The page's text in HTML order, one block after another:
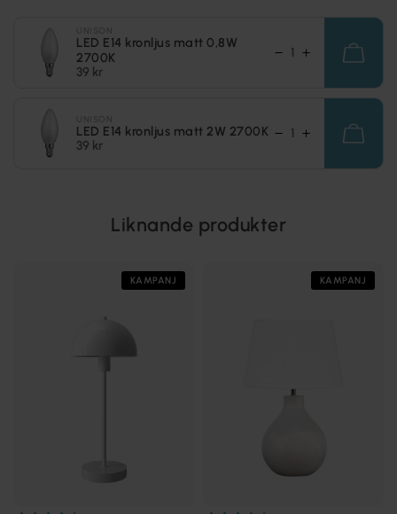
LED E14 kronljus matt 0,8W
2700K
39 kr
LED E14 kronljus matt 2W 2700K
39 kr
Liknande produkter
KAMPANJ KAMPANJ